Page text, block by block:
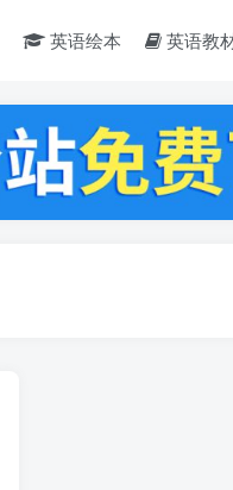
英语绘本 英语教